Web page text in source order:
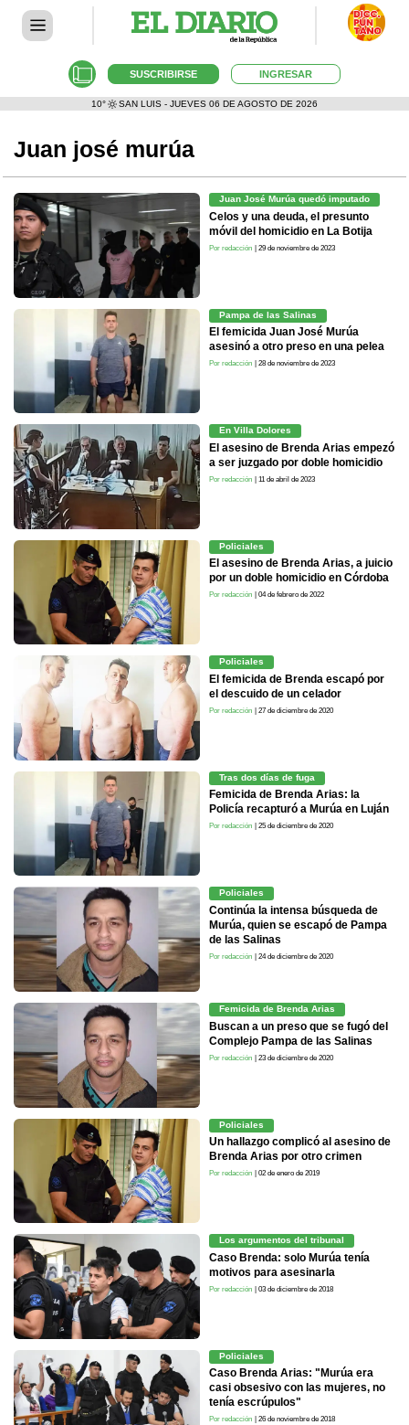
SUSCRIBIRSE INGRESAR
10° SAN LUIS - JUEVES 06 DE AGOSTO DE 2026
Juan josé murúa
Juan José Murúa quedó imputado
Celos y una deuda, el presunto
móvil del homicidio en La Botija
Por redacción | 29 de noviembre de 2023
Pampa de las Salinas
El femicida Juan José Murúa
asesinó a otro preso en una pelea
Por redacción | 28 de noviembre de 2023
En Villa Dolores
El asesino de Brenda Arias empezó
a ser juzgado por doble homicidio
Por redacción | 11 de abril de 2023
Policiales
El asesino de Brenda Arias, a juicio
por un doble homicidio en Córdoba
Por redacción | 04 de febrero de 2022
Policiales
El femicida de Brenda escapó por
el descuido de un celador
Por redacción | 27 de diciembre de 2020
Tras dos días de fuga
Femicida de Brenda Arias: la
Policía recapturó a Murúa en Luján
Por redacción | 25 de diciembre de 2020
Policiales
Continúa la intensa búsqueda de
Murúa, quien se escapó de Pampa
de las Salinas
Por redacción | 24 de diciembre de 2020
Femicida de Brenda Arias
Buscan a un preso que se fugó del
Complejo Pampa de las Salinas
Por redacción | 23 de diciembre de 2020
Policiales
Un hallazgo complicó al asesino de
Brenda Arias por otro crimen
Por redacción | 02 de enero de 2019
Los argumentos del tribunal
Caso Brenda: solo Murúa tenía
motivos para asesinarla
Por redacción | 03 de diciembre de 2018
Policiales
Caso Brenda Arias: "Murúa era
casi obsesivo con las mujeres, no
tenía escrúpulos"
Por redacción | 26 de noviembre de 2018